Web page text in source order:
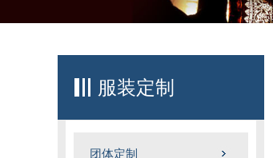
服装定制
团体定制